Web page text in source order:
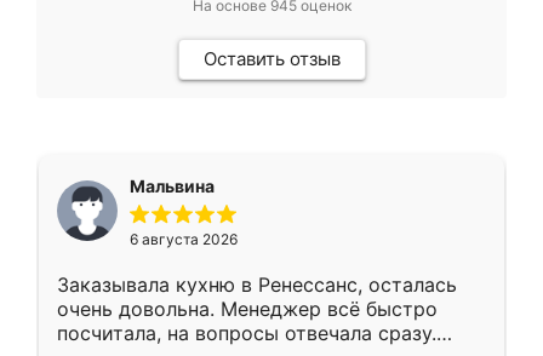
На основе 945оценок
Оставить отзыв
Мальвина
6 августа 2026
Заказывала кухню в Ренессанс, осталась
очень довольна. Менеджер всё быстро
посчитала, на вопросы отвечала сразу.